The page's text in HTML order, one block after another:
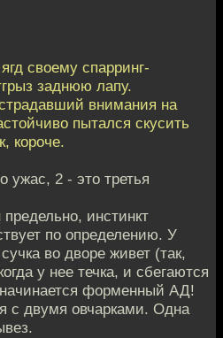
своему спарринг-
заднюю лапу.
внимания на
пытался скусить
короче.
ужас, 2 - это третья
инстинкт
по определению. У
во дворе живет (так,
у нее течка, и сбегаются
форменный АД!
с двумя овчарками. Одна